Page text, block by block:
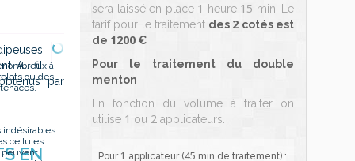
nombreux à
ou des
indésirables
cellules
Au fil
par
EN
sera laissé en place 1 heure 15 min. Le
tarif pour le traitement des 2 cotés est
de 1200 €
Pour le traitement du double
menton
En fonction du volume à traiter on
utilise 1 ou 2 applicateurs.
Pour 1 applicateur (45 min de traitement) :